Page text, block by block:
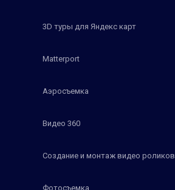
3D туры для Яндекс карт
Matterport
Аэросъемка
Видео 360
Создание и монтаж видео роликов
Фотосъемка